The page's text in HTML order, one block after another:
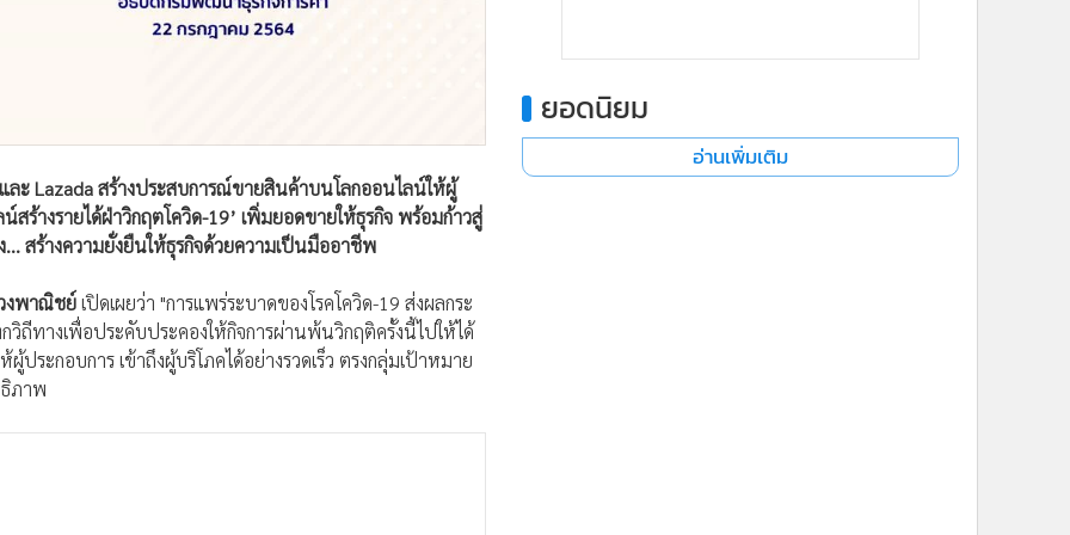
ะ Lazada สร้างประสบการณ์ขายสินค้าบนโลกออนไลน์ให้ผู้
ร้างรายได้ฝ่าวิกฤตโควิด-19’ เพิ่มยอดขายให้ธุรกิจ พร้อมก้าวสู่
สร้างความยั่งยืนให้ธุรกิจด้วยความเป็นมืออาชีพ
งพาณิชย์เปิดเผยว่า "การแพร่ระบาดของโรคโควิด-19 ส่งผลกระ
ถีทางเพื่อประคับประคองให้กิจการผ่านพ้นวิกฤติครั้งนี้ไปให้ได้
ระกอบการ เข้าถึงผู้บริโภคได้อย่างรวดเร็ว ตรงกลุ่มเป้าหมาย
ภาพ
ยอดนิยม
อ่านเพิ่มเติม